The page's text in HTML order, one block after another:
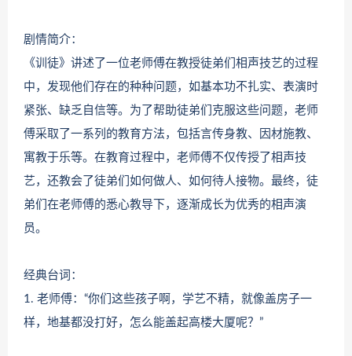
剧情简介：
《训徒》讲述了一位老师傅在教授徒弟们相声技艺的过程
中，发现他们存在的种种问题，如基本功不扎实、表演时
紧张、缺乏自信等。为了帮助徒弟们克服这些问题，老师
傅采取了一系列的教育方法，包括言传身教、因材施教、
寓教于乐等。在教育过程中，老师傅不仅传授了相声技
艺，还教会了徒弟们如何做人、如何待人接物。最终，徒
弟们在老师傅的悉心教导下，逐渐成长为优秀的相声演
员。
经典台词：
1. 老师傅：“你们这些孩子啊，学艺不精，就像盖房子一
样，地基都没打好，怎么能盖起高楼大厦呢？”